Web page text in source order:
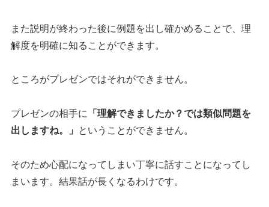
また説明が終わった後に例題を出し確かめることで、理
解度を明確に知ることができます。
ところがプレゼンではそれができません。
プレゼンの相手に
「理解できましたか？では類似問題を
出しますね。」
ということができません。
そのため心配になってしまい丁寧に話すことになってし
まいます。結果話が長くなるわけです。